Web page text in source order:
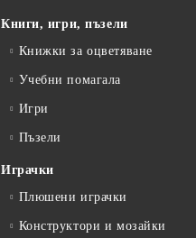
Книги, игри, пъзели
Книжки за оцветяване
Учебни помагала
Игри
Пъзели
Играчки
Плюшени играчки
Конструктори и мозайки